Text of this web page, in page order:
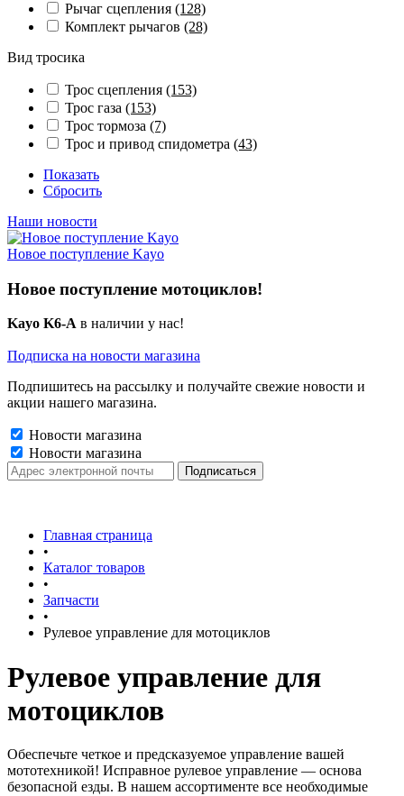
Рычаг сцепления (128)
Комплект рычагов (28)
Вид тросика
Трос сцепления (153)
Трос газа (153)
Трос тормоза (7)
Трос и привод спидометра (43)
Показать
Сбросить
Наши новости
Новое поступление Kayo
Новое поступление мотоциклов!
Kayo K6-A в наличии у нас!
Подписка на новости магазина
Подпишитесь на рассылку и получайте свежие новости и
акции нашего магазина.
Новости магазина
Новости магазина
Главная страница
•
Каталог товаров
•
Запчасти
•
Рулевое управление для мотоциклов
Рулевое управление для
мотоциклов
Обеспечьте четкое и предсказуемое управление вашей
мототехникой! Исправное рулевое управление — основа
безопасной езды. В нашем ассортименте все необходимые